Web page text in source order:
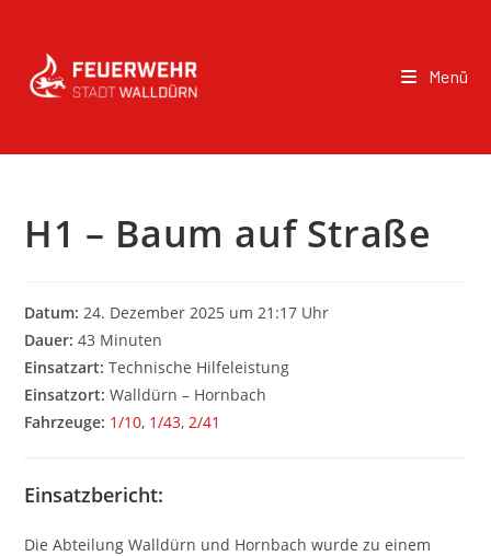
Menü
H1 – Baum auf Straße
Datum: 24. Dezember 2025 um 21:17 Uhr
Dauer: 43 Minuten
Einsatzart: Technische Hilfeleistung
Einsatzort: Walldürn – Hornbach
Fahrzeuge: 1/10, 1/43,2/41
Einsatzbericht:
Die Abteilung Walldürn und Hornbach wurde zu einem